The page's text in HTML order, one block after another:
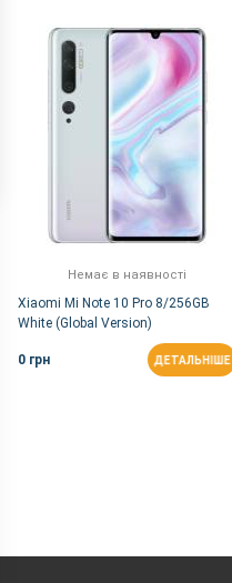
Немає в наявності
Xiaomi Mi Note 10 Pro 8/256GB
White (Global Version)
0 грн ДЕТАЛЬНІШЕ